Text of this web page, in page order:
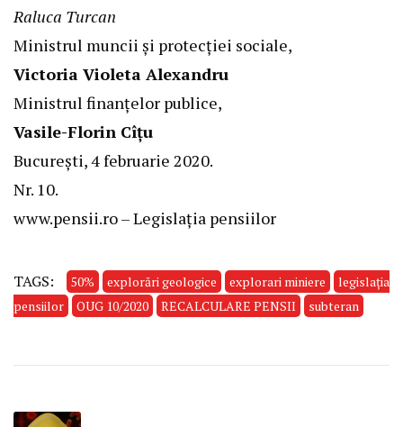
Raluca Turcan
Ministrul muncii şi protecţiei sociale,
Victoria Violeta Alexandru
Ministrul finanţelor publice,
Vasile-Florin Cîţu
Bucureşti, 4 februarie 2020.
Nr. 10.
www.pensii.ro – Legislația pensiilor
TAGS: 50% explorări geologice explorari miniere
legislația
pensiilor
OUG 10/2020 RECALCULARE PENSII subteran